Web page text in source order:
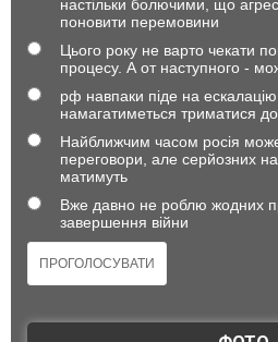
настільки болючими, що
поновити перемовини
Цього року не варто чекати
процесу. А от наступного -
рф навпаки піде на
намагатиметься триматися
Найближчим часом росія
переговори, але серйозних
матимуть
Вже давно не роблю жодних
завершення війни